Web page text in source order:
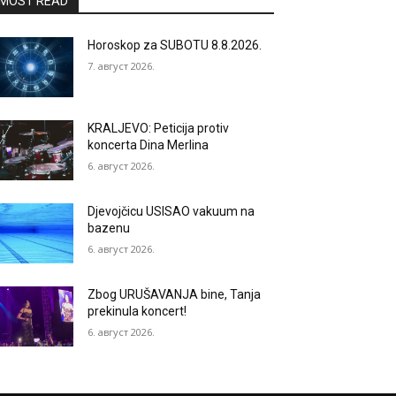
Horoskop za SUBOTU 8.8.2026.
7. август 2026.
KRALJEVO: Peticija protiv
koncerta Dina Merlina
6. август 2026.
Djevojčicu USISAO vakuum na
bazenu
6. август 2026.
Zbog URUŠAVANJA bine, Tanja
prekinula koncert!
6. август 2026.